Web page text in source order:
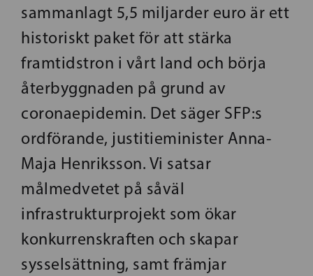
sammanlagt 5,5 miljarder euro är ett
historiskt paket för att stärka
framtidstron i vårt land och börja
återbyggnaden på grund av
coronaepidemin. Det säger SFP:s
ordförande, justitieminister Anna-
Maja Henriksson. Vi satsar
målmedvetet på såväl
infrastrukturprojekt som ökar
konkurrenskraften och skapar
sysselsättning, samt främjar